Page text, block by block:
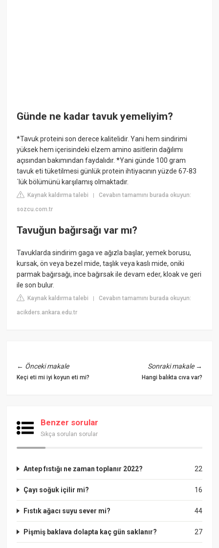
Günde ne kadar tavuk yemeliyim?
*Tavuk proteini son derece kalitelidir. Yani hem sindirimi
yüksek hem içerisindeki elzem amino asitlerin dağılımı
açısından bakımından faydalıdır. *Yani günde 100 gram
tavuk eti tüketilmesi günlük protein ihtiyacının yüzde 67-83
´lük bölümünü karşılamış olmaktadır.
Kaynak kaldırma talebi |Cevabın tamamını burada okuyun:
sozcu.com.tr
Tavuğun bağırsağı var mı?
Tavuklarda sindirim gaga ve ağızla başlar, yemek borusu,
kursak, ön veya bezel mide, taşlık veya kaslı mide, oniki
parmak bağırsağı, ince bağırsak ile devam eder, kloak ve geri
ile son bulur.
Kaynak kaldırma talebi |Cevabın tamamını burada okuyun:
acikders.ankara.edu.tr
← Önceki makale
Keçi eti mi iyi koyun eti mi?
Sonraki makale→
Hangi balıkta cıva var?
Benzer sorular
Sıkça sorulan sorular
22
Antep fıstığı ne zaman toplanır 2022?
16
Çayı soğuk içilir mi?
44
Fıstık ağacı suyu sever mi?
27
Pişmiş baklava dolapta kaç gün saklanır?